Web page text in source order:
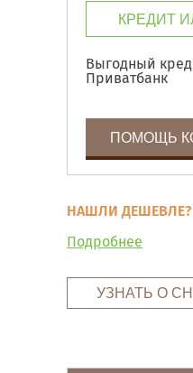
КРЕДИТ
Выгодный
Приватбанк
ПОМОЩЬ
НАШЛИ ДЕШЕВЛЕ?
Подробнее
УЗНАТЬ О